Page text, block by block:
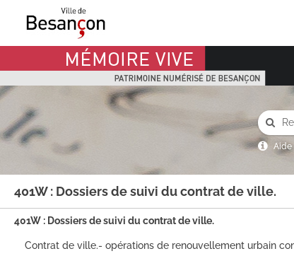
Mémoire Vive patrimoine numérisé de Besançon
Aide
401W : Dossiers de suivi du contrat de ville.
401W : Dossiers de suivi du contrat de ville.